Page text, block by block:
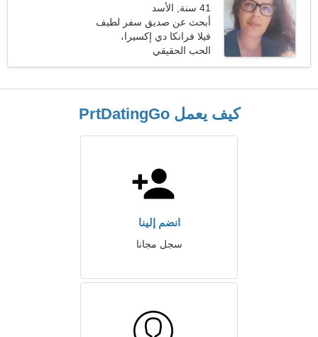
41 سنة, الأسد
أبحث عن صديق سفر لطيف
فيلا فرانكا دي إكسيرا،
البرتغال
الحب الحقيقي
كيف يعمل PrtDatingGo
انضم إلينا
سجل مجانا